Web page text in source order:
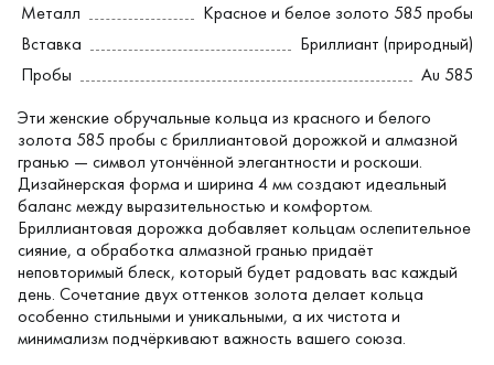
Металл
Красное и белое золото 585 пробы
Вставка
Бриллиант (природный)
Пробы
Au 585
Эти женские обручальные кольца из красного и белого
золота 585 пробы с бриллиантовой дорожкой и алмазной
гранью — символ утончённой элегантности и роскоши.
Дизайнерская форма и ширина 4 мм создают идеальный
баланс между выразительностью и комфортом.
Бриллиантовая дорожка добавляет кольцам ослепительное
сияние, а обработка алмазной гранью придаёт
неповторимый блеск, который будет радовать вас каждый
день. Сочетание двух оттенков золота делает кольца
особенно стильными и уникальными, а их чистота и
минимализм подчёркивают важность вашего союза.